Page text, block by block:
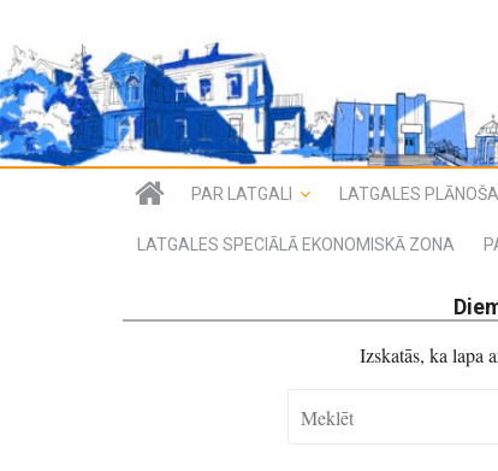
PAR LATGALI LATGALES
LATGALES SPECIĀLĀ EKONOMISKĀ ZONA
Izskatās, ka lapa